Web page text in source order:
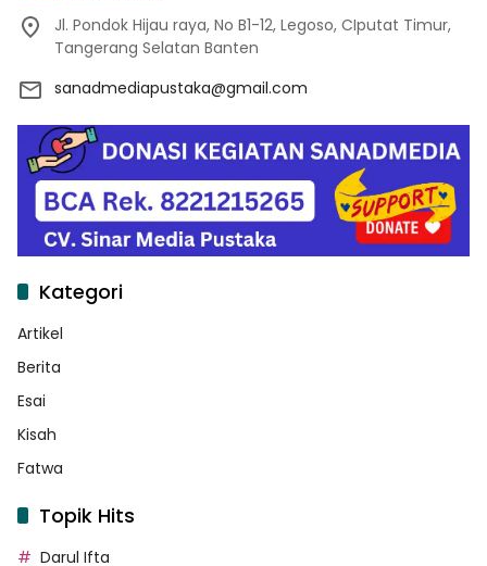
Jl. Pondok Hijau raya, No B1-12, Legoso, CIputat Timur,
Tangerang Selatan Banten
sanadmediapustaka@gmail.com
Kategori
Artikel
Berita
Esai
Kisah
Fatwa
Topik Hits
Darul Ifta